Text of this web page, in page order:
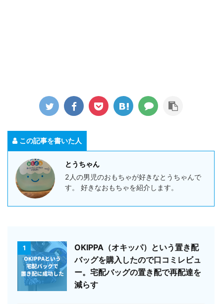
この記事を書いた人
とうちゃん
2人の男児のおもちゃが好きなとうちゃんで
す。 好きなおもちゃを紹介します。
1
OKIPPA（オキッパ）という置き配
バッグを購入したので口コミレビュ
ー。宅配バッグの置き配で再配達を
減らす